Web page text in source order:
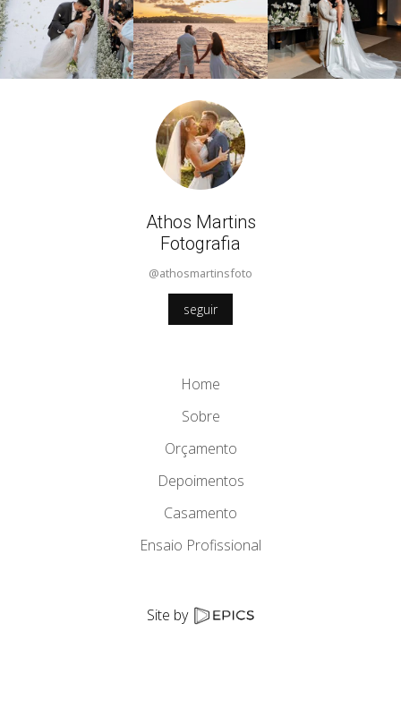
Athos Martins
Fotografia
@athosmartinsfoto
seguir
Home
Sobre
Orçamento
Depoimentos
Casamento
Ensaio Profissional
Site by